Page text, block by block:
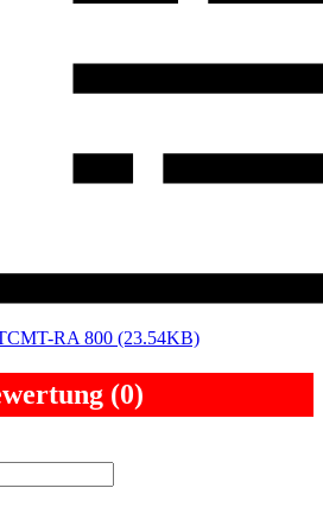
RA 800 (23.54KB)
(0)